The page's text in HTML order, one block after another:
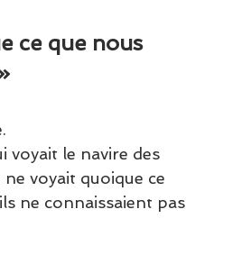
ce que nous
voyait le navire des
voyait quoique ce
ne connaissaient pas